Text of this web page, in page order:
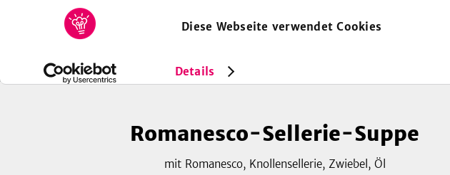
Diese Webseite verwendet Cookies
Details
REZEPTE SAMMLUNGEN MAGAZIN
Rezepte Vegan Romanesco-Sellerie-Suppe
Romanesco-Sellerie-Suppe
mit Romanesco, Knollensellerie, Zwiebel, Öl